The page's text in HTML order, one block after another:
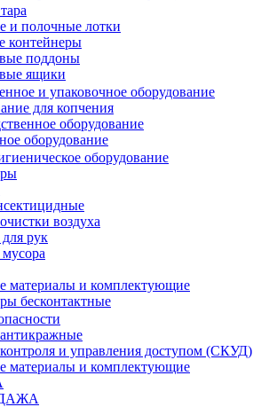
и полочные лотки
контейнеры
поддоны
ящики
и упаковочное оборудование
для копчения
оборудование
оборудование
оборудование
воздуха
рук
материалы и комплектующие
бесконтактные
и управления доступом (СКУД)
материалы и комплектующие